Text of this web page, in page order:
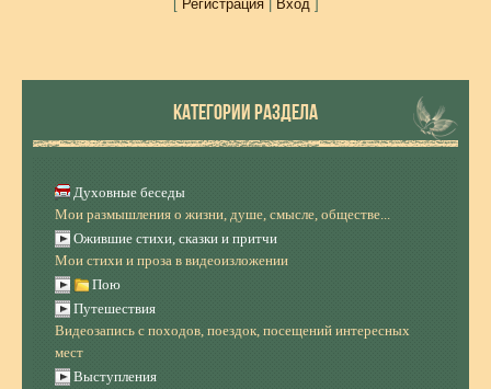
[ Регистрация| Вход]
КАТЕГОРИИ РАЗДЕЛА
Духовные беседы
Мои размышления о жизни, душе, смысле, обществе...
Ожившие стихи, сказки и притчи
Мои стихи и проза в видеоизложении
Пою
Путешествия
Видеозапись с походов, поездок, посещений интересных
мест
Выступления